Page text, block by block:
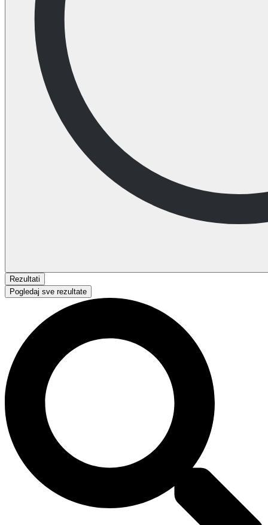
Rezultati
Pogledaj sve rezultate